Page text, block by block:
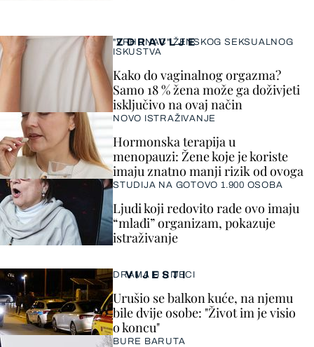
VIJESTI
DRAMA U RIJECI
Urušio se balkon kuće, na njemu
bile dvije osobe: "Život im je visio
o koncu"
BURE BARUTA
ZDRAVLJE
"VRHUNAC" ŽENSKOG SEKSUALNOG
ISKUSTVA
Kako do vaginalnog orgazma?
Samo 18 % žena može ga doživjeti
isključivo na ovaj način
NOVO ISTRAŽIVANJE
Hormonska terapija u
menopauzi: Žene koje je koriste
imaju znatno manji rizik od ovoga
STUDIJA NA GOTOVO 1.900 OSOBA
Ljudi koji redovito rade ovo imaju
“mlađi” organizam, pokazuje
istraživanje